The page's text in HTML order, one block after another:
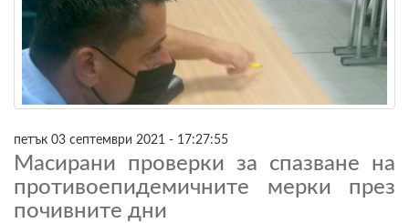
петък 03 септември 2021 - 17:27:55
Масирани проверки за спазване на
противоепидемичните мерки през
почивните дни